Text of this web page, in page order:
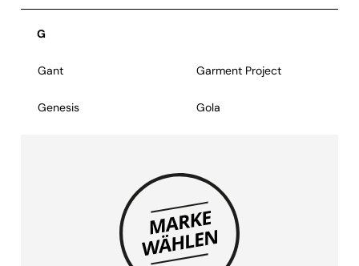
G
Gant Garment Project
Genesis Gola